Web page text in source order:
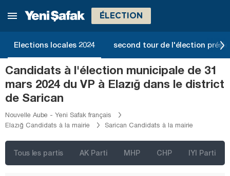
ÉLECTION
Elections locales 2024 second tour de l'élection
Candidats à l'élection municipale de 31
mars 2024 du VP à Elazığ dans le district
de Sarican
Nouvelle Aube - Yeni Safak français
Elazığ Candidats à la mairie
Sarican Candidats à la mairie
Tous les partis AK Parti MHP CHP IYI Parti
Burdur
Çanakkale
Çankırı
Çorum
Denizli
Diyarbakır
Edirne